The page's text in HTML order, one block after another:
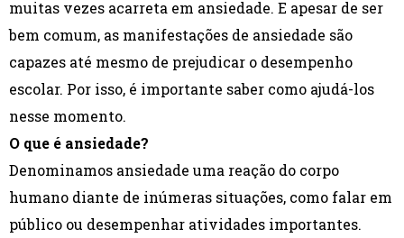
muitas vezes acarreta em ansiedade. E apesar de ser
bem comum, as manifestações de ansiedade são
capazes até mesmo de prejudicar o desempenho
escolar. Por isso, é importante saber como ajudá-los
nesse momento.
O que é ansiedade?
Denominamos ansiedade uma reação do corpo
humano diante de inúmeras situações, como falar em
público ou desempenhar atividades importantes.